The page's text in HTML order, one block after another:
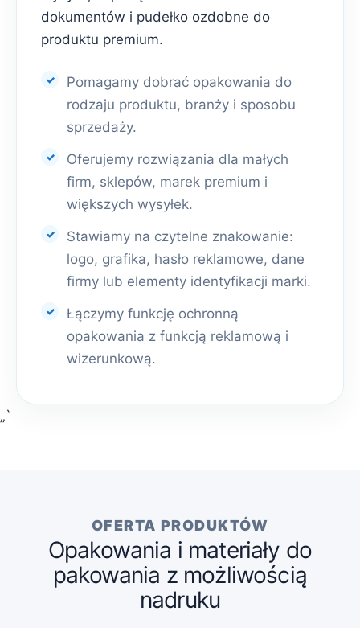
dokumentów i pudełko ozdobne do
produktu premium.
Pomagamy dobrać opakowania do
rodzaju produktu, branży i sposobu
sprzedaży.
Oferujemy rozwiązania dla małych
firm, sklepów, marek premium i
większych wysyłek.
Stawiamy na czytelne znakowanie:
logo, grafika, hasło reklamowe, dane
firmy lub elementy identyfikacji marki.
Łączymy funkcję ochronną
opakowania z funkcją reklamową i
wizerunkową.
„`
OFERTA PRODUKTÓW
Opakowania i materiały do
pakowania z możliwością
nadruku